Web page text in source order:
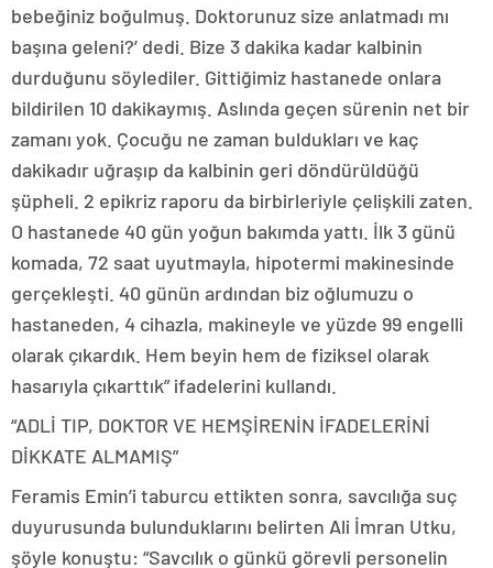
bebeğiniz boğulmuş. Doktorunuz size anlatmadı mı
başına geleni?’ dedi. Bize 3 dakika kadar kalbinin
durduğunu söylediler. Gittiğimiz hastanede onlara
bildirilen 10 dakikaymış. Aslında geçen sürenin net bir
zamanı yok. Çocuğu ne zaman buldukları ve kaç
dakikadır uğraşıp da kalbinin geri döndürüldüğü
şüpheli. 2 epikriz raporu da birbirleriyle çelişkili zaten.
O hastanede 40 gün yoğun bakımda yattı. İlk 3 günü
komada, 72 saat uyutmayla, hipotermi makinesinde
gerçekleşti. 40 günün ardından biz oğlumuzu o
hastaneden, 4 cihazla, makineyle ve yüzde 99 engelli
olarak çıkardık. Hem beyin hem de fiziksel olarak
hasarıyla çıkarttık” ifadelerini kullandı.
“ADLİ TIP, DOKTOR VE HEMŞİRENİN İFADELERİNİ
DİKKATE ALMAMIŞ”
Feramis Emin’i taburcu ettikten sonra, savcılığa suç
duyurusunda bulunduklarını belirten Ali İmran Utku,
şöyle konuştu: “Savcılık o günkü görevli personelin